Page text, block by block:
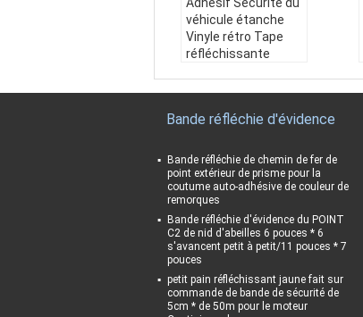
véhicule étanche
Vinyle rétro Tape
réfléchissante
mpéries:Je suis dé
Impression:Logo p
ersonnalisé
Application du proj
et:Véhicules, remor
ques, bateaux, etc.
Taille: 50mm*45.72
m / Peut faire com
me vous le souhaite
z
Bande réfléchie d'évidence
Bande réfléchie de chemin de fer de
point extérieur de prisme pour la
coutume auto-adhésive de couleur de
remorques
Bande réfléchie d'évidence du POINT
C2 de nid d'abeilles 6 pouces * 6
s'avancent petit à petit/11 pouces * 7
pouces
petit pain réfléchissant jaune fait sur
commande de bande de sécurité de
5cm * de 50m pour le moteur